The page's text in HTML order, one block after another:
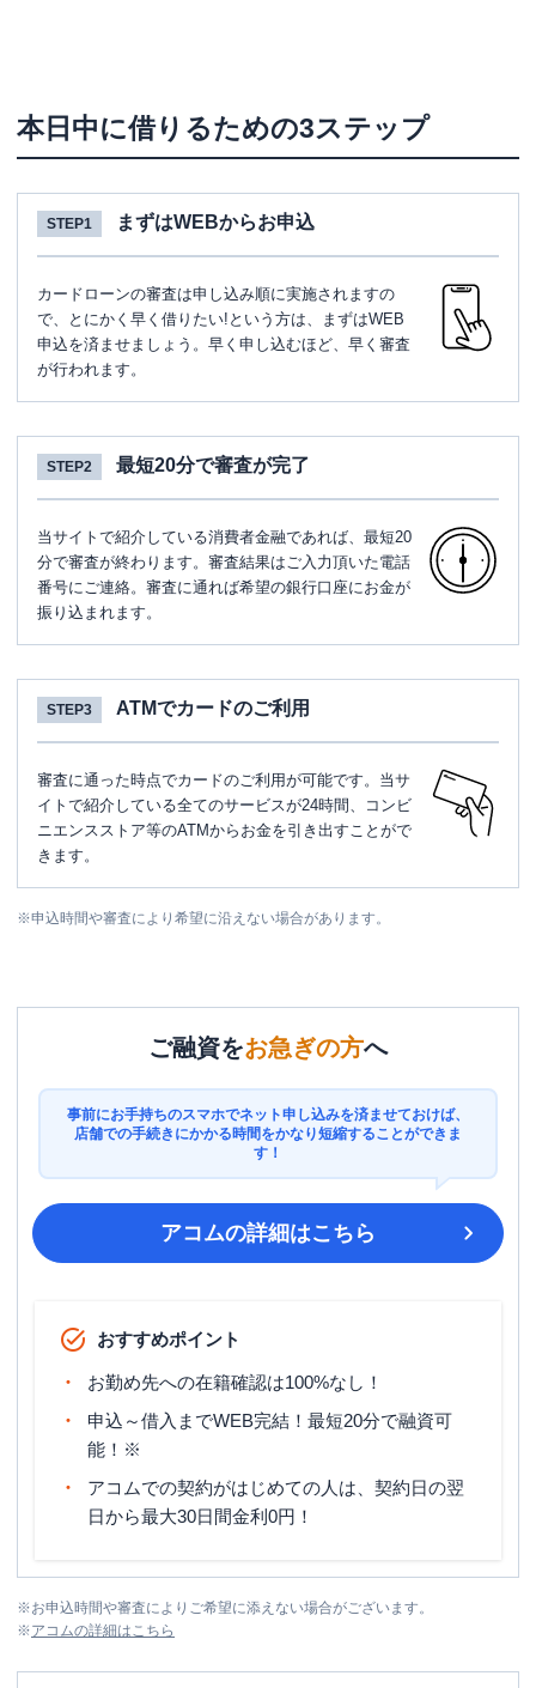
本日中に借りるための3ステップ
STEP1 まずはWEBからお申込
カードローンの審査は申し込み順に実施されますの
で、とにかく早く借りたい!という方は、まずはWEB
申込を済ませましょう。早く申し込むほど、早く審査
が行われます。
STEP2 最短20分で審査が完了
当サイトで紹介している消費者金融であれば、最短20
分で審査が終わります。審査結果はご入力頂いた電話
番号にご連絡。審査に通れば希望の銀行口座にお金が
振り込まれます。
STEP3 ATMでカードのご利用
審査に通った時点でカードのご利用が可能です。当サ
イトで紹介している全てのサービスが24時間、コンビ
ニエンスストア等のATMからお金を引き出すことがで
きます。
※申込時間や審査により希望に沿えない場合があります。
ご融資をお急ぎの方へ
事前にお手持ちのスマホでネット申し込みを済ませておけば、
店舗での手続きにかかる時間をかなり短縮することができま
す！
アコムの詳細はこちら
おすすめポイント
お勤め先への在籍確認は100%なし！
申込～借入までWEB完結！最短20分で融資可
能！※
アコムでの契約がはじめての人は、契約日の翌
日から最大30日間金利0円！
※お申込時間や審査によりご希望に添えない場合がございます。
※アコムの詳細はこちら